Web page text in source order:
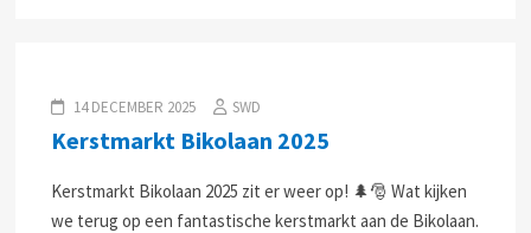
14 DECEMBER 2025 SWD
Kerstmarkt Bikolaan 2025
Kerstmarkt Bikolaan 2025 zit er weer op! 🌲🎅 Wat kijken
we terug op een fantastische kerstmarkt aan de Bikolaan.